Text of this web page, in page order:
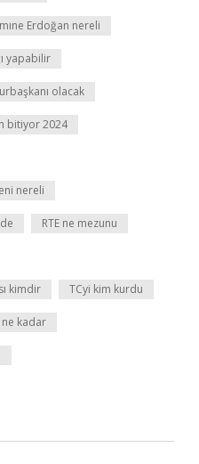
Erdoğan nereli
yapabilir
olacak
bitiyor 2024
nereli
RTE ne mezunu
kimdir TCyi kim kurdu
ne kadar